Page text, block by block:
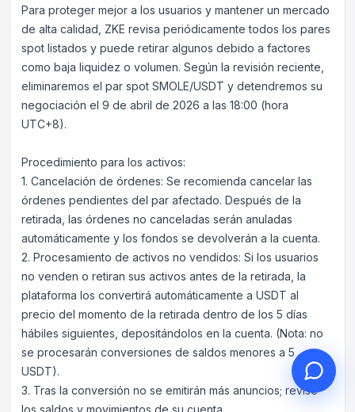
Para proteger mejor a los usuarios y mantener un mercado
de alta calidad, ZKE revisa periódicamente todos los pares
spot listados y puede retirar algunos debido a factores
como baja liquidez o volumen. Según la revisión reciente,
eliminaremos el par spot SMOLE/USDT y detendremos su
negociación el 9 de abril de 2026 a las 18:00 (hora
UTC+8).
Procedimiento para los activos:
1. Cancelación de órdenes: Se recomienda cancelar las
órdenes pendientes del par afectado. Después de la
retirada, las órdenes no canceladas serán anuladas
automáticamente y los fondos se devolverán a la cuenta.
2. Procesamiento de activos no vendidos: Si los usuarios
no venden o retiran sus activos antes de la retirada, la
plataforma los convertirá automáticamente a USDT al
precio del momento de la retirada dentro de los 5 días
hábiles siguientes, depositándolos en la cuenta. (Nota: no
se procesarán conversiones de saldos menores a 5
USDT).
3. Tras la conversión no se emitirán más anuncios; revise
los saldos y movimientos de su cuenta.
Servicio al cliente en línea
Servicio al cliente en línea a su
servicio
Iniciar consulta en línea
Consultar estado del ticket